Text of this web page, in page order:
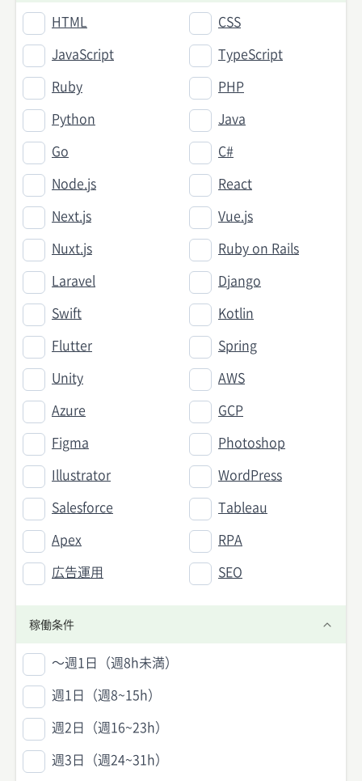
HTML CSS
JavaScript TypeScript
Ruby PHP
Python Java
Go C#
Node.js React
Next.js Vue.js
Nuxt.js Ruby on Rails
Laravel Django
Swift Kotlin
Flutter Spring
Unity AWS
Azure GCP
Figma Photoshop
Illustrator WordPress
Salesforce Tableau
Apex RPA
広告運用 SEO
稼働条件
〜週1日（週8h未満）
週1日（週8~15h）
週2日（週16~23h）
週3日（週24~31h）